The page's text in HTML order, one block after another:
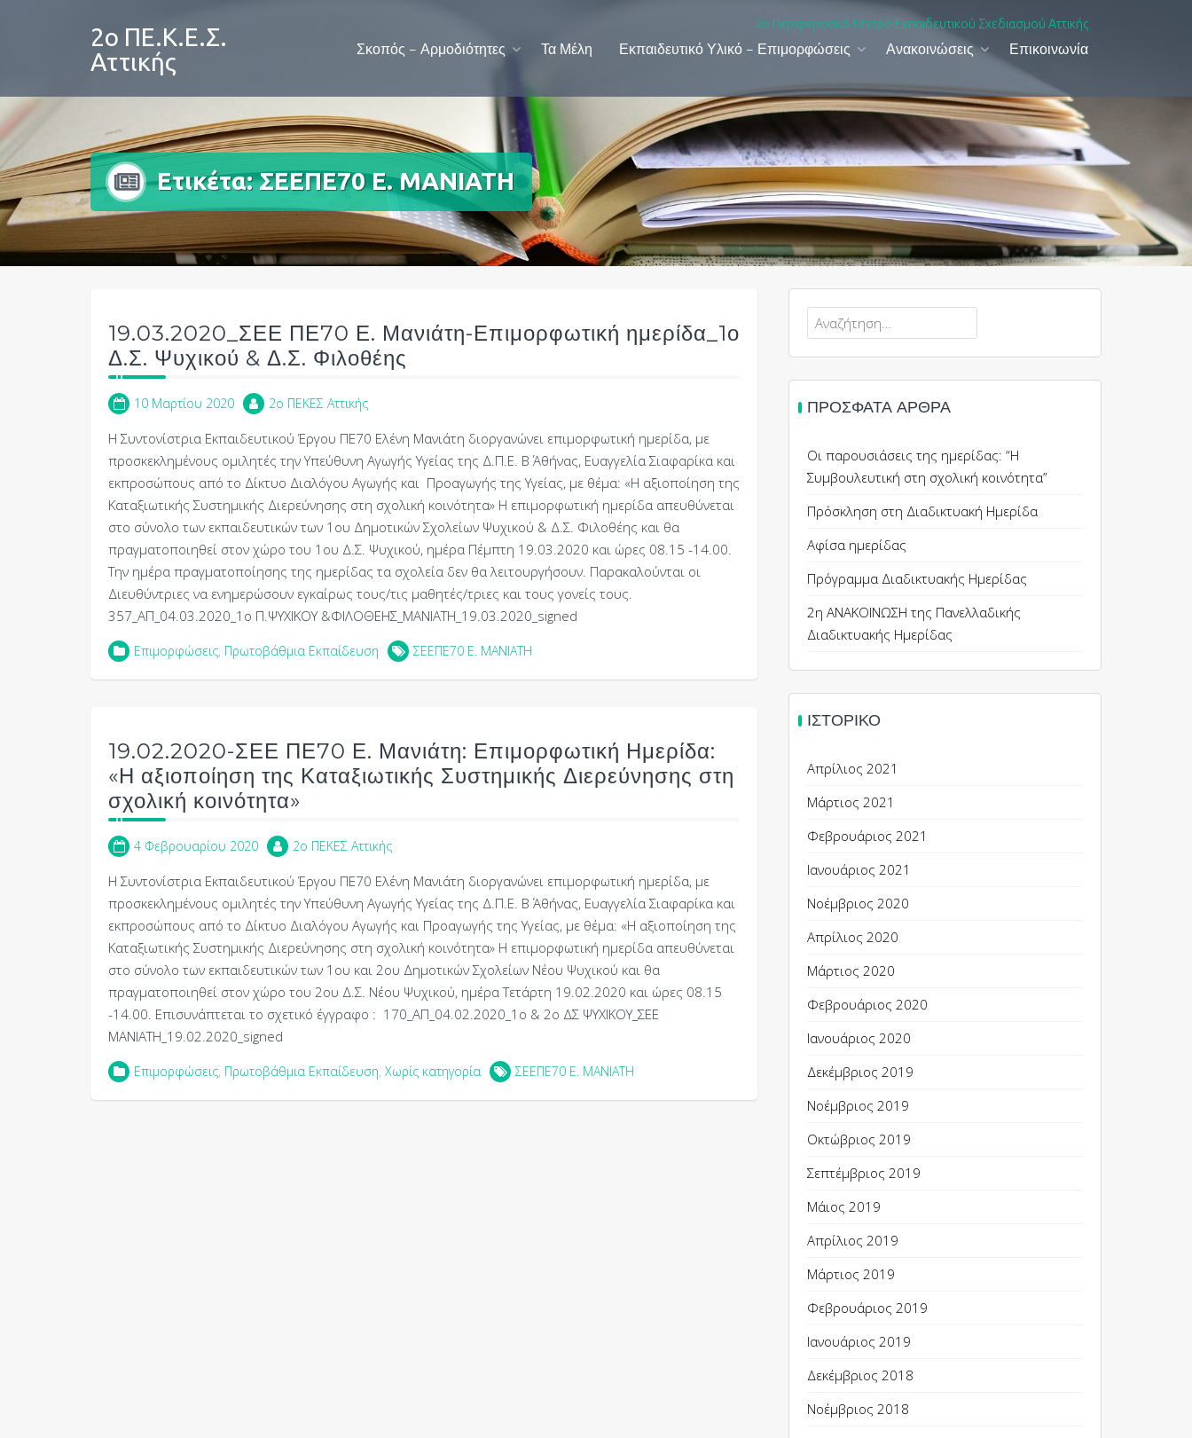
2ο ΠΕ.Κ.Ε.Σ.
Αττικής
2ο Περιφερειακό Κέντρο Εκπαιδευτικού Σχεδιασμού Αττικής
Σκοπός – Αρμοδιότητες Τα Μέλη Εκπαιδευτικό Υλικό – Επιμορφώσεις Ανακοινώσεις Επικοινωνία
Ετικέτα:ΣΕΕΠΕ70 Ε. ΜΑΝΙΑΤΗ
19.03.2020_ΣΕΕ ΠΕ70 Ε. Μανιάτη-Επιμορφωτική ημερίδα_1ο
Δ.Σ. Ψυχικού & Δ.Σ. Φιλοθέης
10 Μαρτίου 2020 2o ΠΕΚΕΣ Αττικής
Η Συντονίστρια Εκπαιδευτικού Έργου ΠΕ70 Ελένη Μανιάτη διοργανώνει επιμορφωτική ημερίδα, με
προσκεκλημένους ομιλητές την Υπεύθυνη Αγωγής Υγείας της Δ.Π.Ε. Β΄ Αθήνας, Ευαγγελία Σιαφαρίκα και
εκπροσώπους από το Δίκτυο Διαλόγου Αγωγής και Προαγωγής της Υγείας, με θέμα: «Η αξιοποίηση της
Καταξιωτικής Συστημικής Διερεύνησης στη σχολική κοινότητα» Η επιμορφωτική ημερίδα απευθύνεται
στο σύνολο των εκπαιδευτικών των 1ου Δημοτικών Σχολείων Ψυχικού & Δ.Σ. Φιλοθέης και θα
πραγματοποιηθεί στον χώρο του 1ου Δ.Σ. Ψυχικού, ημέρα Πέμπτη 19.03.2020 και ώρες 08.15 -14.00.
Την ημέρα πραγματοποίησης της ημερίδας τα σχολεία δεν θα λειτουργήσουν. Παρακαλούνται οι
Διευθύντριες να ενημερώσουν εγκαίρως τους/τις μαθητές/τριες και τους γονείς τους.
357_ΑΠ_04.03.2020_1o Π.ΨΥΧΙΚΟΥ &ΦΙΛΟΘΕΗΣ_ΜΑΝΙΑΤΗ_19.03.2020_signed
Επιμορφώσεις, Πρωτοβάθμια Εκπαίδευση ΣΕΕΠΕ70 Ε. ΜΑΝΙΑΤΗ
19.02.2020-ΣΕΕ ΠΕ70 Ε. Μανιάτη: Επιμορφωτική Ημερίδα:
«Η αξιοποίηση της Καταξιωτικής Συστημικής Διερεύνησης στη
σχολική κοινότητα»
4 Φεβρουαρίου 2020 2o ΠΕΚΕΣ Αττικής
Η Συντονίστρια Εκπαιδευτικού Έργου ΠΕ70 Ελένη Μανιάτη διοργανώνει επιμορφωτική ημερίδα, με
προσκεκλημένους ομιλητές την Υπεύθυνη Αγωγής Υγείας της Δ.Π.Ε. Β΄ Αθήνας, Ευαγγελία Σιαφαρίκα και
εκπροσώπους από το Δίκτυο Διαλόγου Αγωγής και Προαγωγής της Υγείας, με θέμα: «Η αξιοποίηση της
Καταξιωτικής Συστημικής Διερεύνησης στη σχολική κοινότητα» Η επιμορφωτική ημερίδα απευθύνεται
στο σύνολο των εκπαιδευτικών των 1ου και 2ου Δημοτικών Σχολείων Νέου Ψυχικού και θα
πραγματοποιηθεί στον χώρο του 2ου Δ.Σ. Νέου Ψυχικού, ημέρα Τετάρτη 19.02.2020 και ώρες 08.15
-14.00. Επισυνάπτεται το σχετικό έγγραφο : 170_ΑΠ_04.02.2020_1o & 2o ΔΣ ΨΥΧΙΚΟΥ_ΣΕΕ
ΜΑΝΙΑΤΗ_19.02.2020_signed
Επιμορφώσεις, Πρωτοβάθμια Εκπαίδευση, Χωρίς κατηγορία ΣΕΕΠΕ70 Ε. ΜΑΝΙΑΤΗ
Αναζήτηση
για:
ΠΡΌΣΦΑΤΑ ΆΡΘΡΑ
Οι παρουσιάσεις της ημερίδας: “Η
Συμβουλευτική στη σχολική κοινότητα”
Πρόσκληση στη Διαδικτυακή Ημερίδα
Αφίσα ημερίδας
Πρόγραμμα Διαδικτυακής Ημερίδας
2η ΑΝΑΚΟΙΝΩΣΗ της Πανελλαδικής
Διαδικτυακής Ημερίδας
ΙΣΤΟΡΙΚΌ
Απρίλιος 2021
Μάρτιος 2021
Φεβρουάριος 2021
Ιανουάριος 2021
Νοέμβριος 2020
Απρίλιος 2020
Μάρτιος 2020
Φεβρουάριος 2020
Ιανουάριος 2020
Δεκέμβριος 2019
Νοέμβριος 2019
Οκτώβριος 2019
Σεπτέμβριος 2019
Μάιος 2019
Απρίλιος 2019
Μάρτιος 2019
Φεβρουάριος 2019
Ιανουάριος 2019
Δεκέμβριος 2018
Νοέμβριος 2018